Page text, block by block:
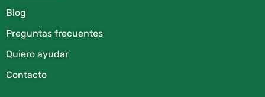
Blog
Preguntas frecuentes
Quiero ayudar
Contacto